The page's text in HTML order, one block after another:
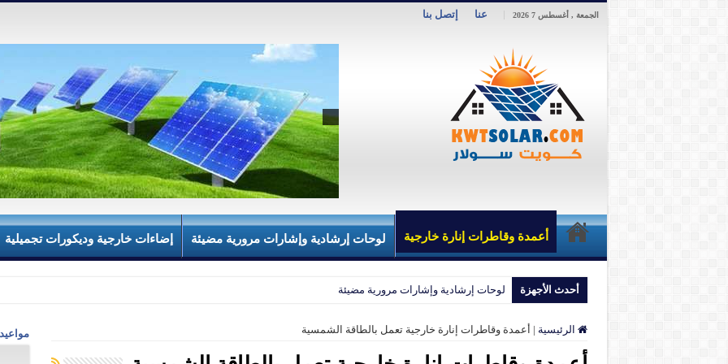
الجمعة , أغسطس 7 2026 عنا إتصل بنا
أعمدة وقاطرات إنارة خارجية لوحات إرشادية وإشارات مرورية مضيئة إضاءات خارجية وديكورات تجميلية
أحدث الأجهزة لوحات إرشادية وإشارات مرورية مضيئة
الرئيسية | أعمدة وقاطرات إنارة خارجية تعمل بالطاقة الشمسية